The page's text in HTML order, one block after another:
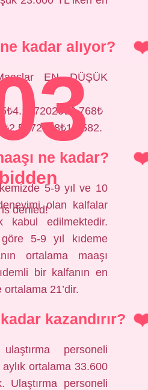
kadar alıyor?
EN DÜŞÜK
ne kadar?
5-9 yıl ve 10
olan kalfalar
kabul edilmektedir.
5-9 yıl kıdeme
ortalama maaşı
bir kalfanın en
ortalama 21’dir.
kazandırır?
personeli
ortalama 33.600
Ulaştırma personeli
denied!